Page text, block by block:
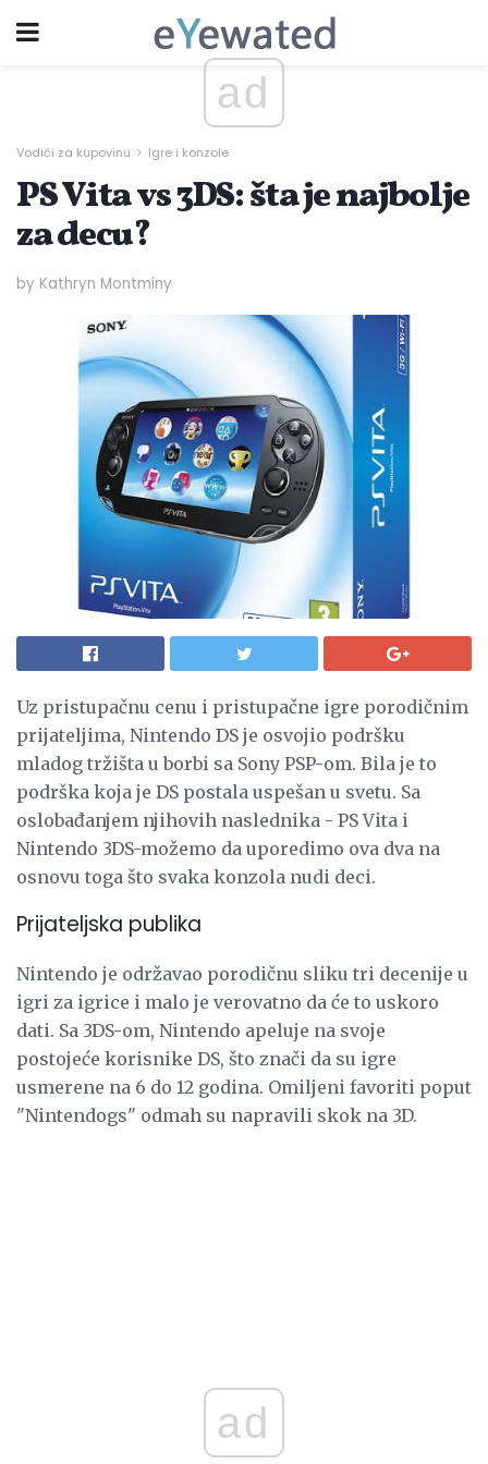
ad
Vodiči za kupovinu Igre i konzole
PS Vita vs 3DS: šta je najbolje
za decu?
by Kathryn Montminy
Uz pristupačnu cenu i pristupačne igre porodičnim
prijateljima, Nintendo DS je osvojio podršku
mladog tržišta u borbi sa Sony PSP-om. Bila je to
podrška koja je DS postala uspešan u svetu. Sa
oslobađanjem njihovih naslednika - PS Vita i
Nintendo 3DS-možemo da uporedimo ova dva na
osnovu toga što svaka konzola nudi deci.
Prijateljska publika
Nintendo je održavao porodičnu sliku tri decenije u
igri za igrice i malo je verovatno da će to uskoro
dati. Sa 3DS-om, Nintendo apeluje na svoje
postojeće korisnike DS, što znači da su igre
usmerene na 6 do 12 godina. Omiljeni favoriti poput
"Nintendogs" odmah su napravili skok na 3D.
ad